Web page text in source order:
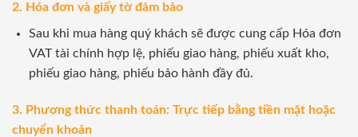
2. Hóa đơn và giấy tờ đảm bảo
Sau khi mua hàng quý khách sẽ được cung cấp Hóa đơn
VAT tài chính hợp lệ, phiếu giao hàng, phiếu xuất kho,
phiếu giao hàng, phiếu bảo hành đầy đủ.
3. Phương thức thanh toán: Trực tiếp bằng tiền mặt hoặc
chuyển khoản